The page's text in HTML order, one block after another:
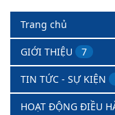
Trang chủ
GIỚI THIỆU 7
TIN TỨC - SỰ KIỆN
HOẠT ĐỘNG ĐIỀU